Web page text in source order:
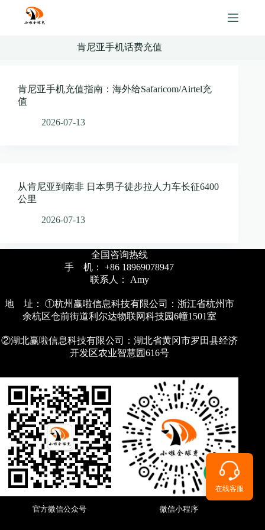
content
肯尼亚手机话费充值
肯尼亚手机充值指南：海外给Safaricom/Airtel充
值
2026-07-13
从肯尼亚到南非 日本男子徒步拉人力车长征6400
公里
2026-07-13
全国咨询热线
手 机： +86 18969078947
联系人： Amy
地 址： ①杭州赢啦信息科技有限公司：浙江省杭州市
余杭区仓前街道利尔达物联网科技园6幢1501室
②湖北赢啦信息科技有限公司：湖北省黄冈市罗田县经济
开发区农业智慧园616号
官方微信公众号 微信小程序
在线客服